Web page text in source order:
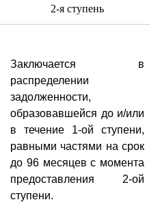
2-я ступень
Заключается в
распределении
задолженности,
образовавшейся до и/или
в течение 1-ой ступени,
равными частями на срок
до 96 месяцев с момента
предоставления 2-ой
ступени.